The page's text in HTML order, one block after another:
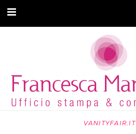
ARTICOLI
MODA ADATTIVA
VANITYFAIR.IT